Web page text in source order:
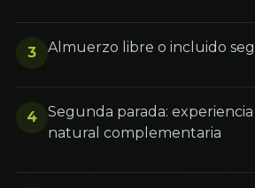
3 Almuerzo libre o incluido
4
Segunda parada:
natural complementaria